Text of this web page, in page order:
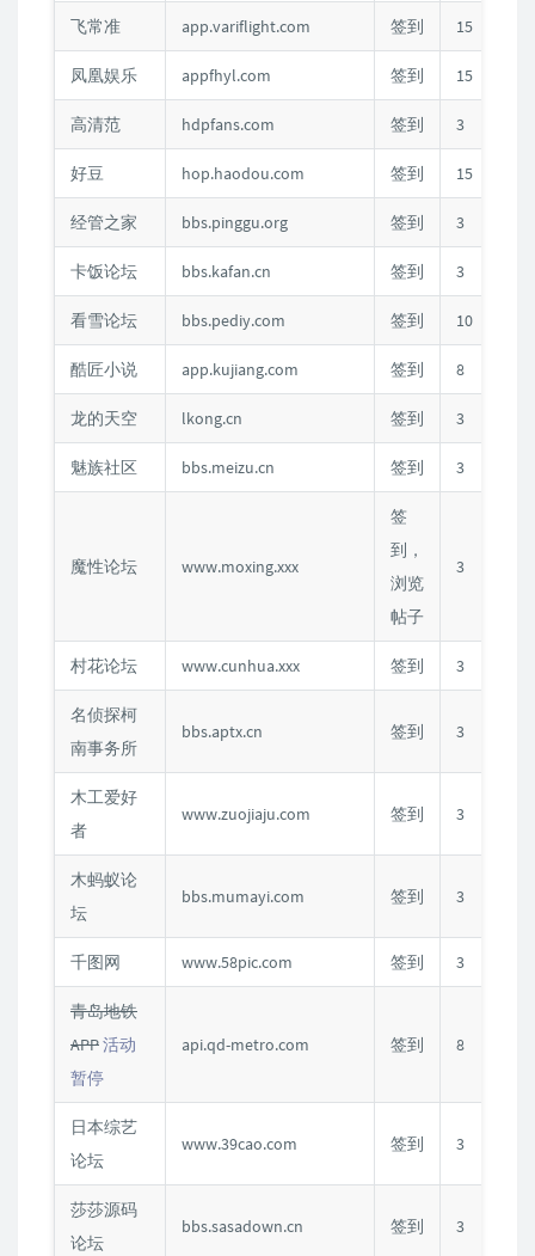
飞常准 app.variflight.com 签到 15
凤凰娱乐 appfhyl.com 签到 15
高清范 hdpfans.com 签到 3
好豆 hop.haodou.com 签到 15
经管之家 bbs.pinggu.org 签到 3
卡饭论坛 bbs.kafan.cn 签到 3
看雪论坛 bbs.pediy.com 签到 10
酷匠小说 app.kujiang.com 签到 8
龙的天空 lkong.cn 签到 3
魅族社区 bbs.meizu.cn 签到 3
魔性论坛 www.moxing.xxx
签
到，
浏览
帖子
3
村花论坛 www.cunhua.xxx 签到 3
名侦探柯
南事务所
bbs.aptx.cn 签到 3
木工爱好
者
www.zuojiaju.com 签到 3
木蚂蚁论
坛
bbs.mumayi.com 签到 3
千图网 www.58pic.com 签到 3
青岛地铁
APP活动
暂停
api.qd-metro.com 签到 8
日本综艺
论坛
www.39cao.com 签到 3
莎莎源码
论坛
bbs.sasadown.cn 签到 3